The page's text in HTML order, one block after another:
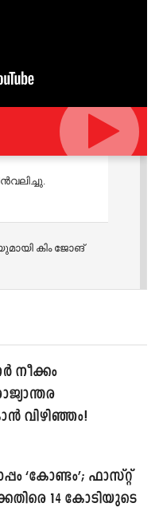
കിം ജോങ്
നീക്കം
വിഴിഞ്ഞം!
‘കോണ്ടം’; ഫാസ്റ്റ്
14 കോടിയുടെ